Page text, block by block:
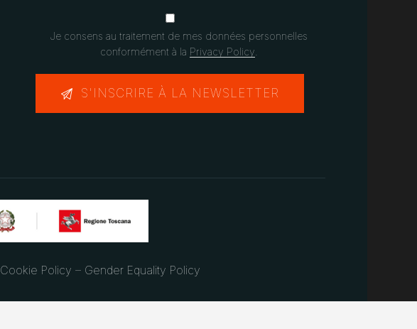
Je consens au traitement de mes données personnelles
conformément à la Privacy Policy
Cookie Policy – Gender Equality Policy